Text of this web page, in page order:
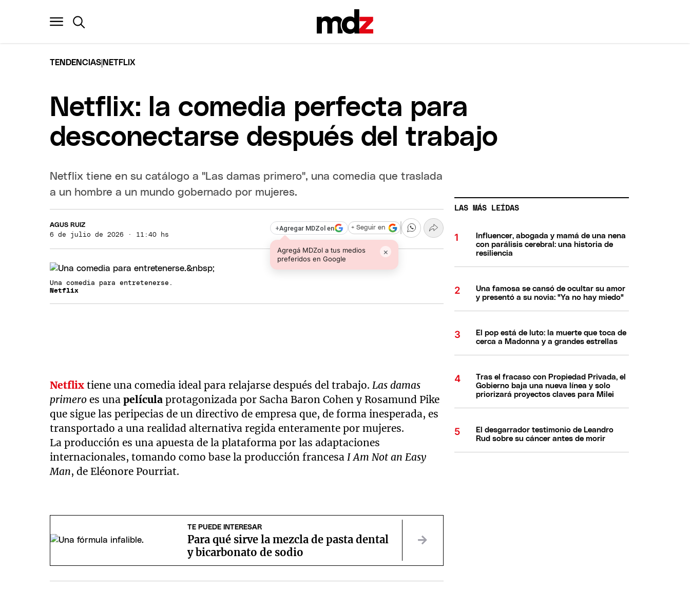
TENDENCIAS NETFLIX
Netflix: la comedia perfecta para
desconectarse después del trabajo
Netflix tiene en su catálogo a "Las damas primero", una comedia que traslada
a un hombre a un mundo gobernado por mujeres.
AGUS RUIZ
6 de julio de 2026 · 11:40 hs
+Agregar MDZol en
Agregá MDZol a tus medios
preferidos en Google
×
+ Seguir en
Una comedia para entretenerse.
Netflix
Netflix tiene una comedia ideal para relajarse después del trabajo.Las damas
primero es unapelículaprotagonizada por Sacha Baron Cohen y Rosamund Pike
que sigue las peripecias de un directivo de empresa que, de forma inesperada, es
transportado a una realidad alternativa regida enteramente por mujeres.
La producción es una apuesta de la plataforma por las adaptaciones
internacionales, tomando como base la producción francesaI Am Not an Easy
Man, de Eléonore Pourriat.
TE PUEDE INTERESAR
Para qué sirve la mezcla de pasta dental
y bicarbonato de sodio
LAS MÁS LEÍDAS
Influencer, abogada y mamá de una nena
con parálisis cerebral: una historia de
resiliencia
Una famosa se cansó de ocultar su amor
y presentó a su novia: "Ya no hay miedo"
El pop está de luto: la muerte que toca de
cerca a Madonna y a grandes estrellas
Tras el fracaso con Propiedad Privada, el
Gobierno baja una nueva línea y solo
priorizará proyectos claves para Milei
El desgarrador testimonio de Leandro
Rud sobre su cáncer antes de morir